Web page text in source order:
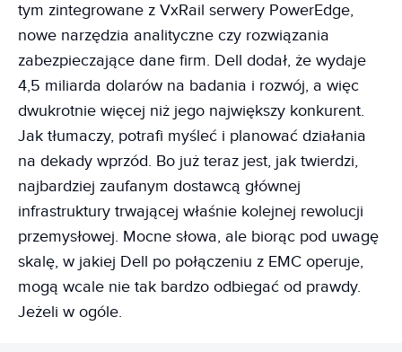
tym zintegrowane z VxRail serwery PowerEdge,
nowe narzędzia analityczne czy rozwiązania
zabezpieczające dane firm. Dell dodał, że wydaje
4,5 miliarda dolarów na badania i rozwój, a więc
dwukrotnie więcej niż jego największy konkurent.
Jak tłumaczy, potrafi myśleć i planować działania
na dekady wprzód. Bo już teraz jest, jak twierdzi,
najbardziej zaufanym dostawcą głównej
infrastruktury trwającej właśnie kolejnej rewolucji
przemysłowej. Mocne słowa, ale biorąc pod uwagę
skalę, w jakiej Dell po połączeniu z EMC operuje,
mogą wcale nie tak bardzo odbiegać od prawdy.
Jeżeli w ogóle.